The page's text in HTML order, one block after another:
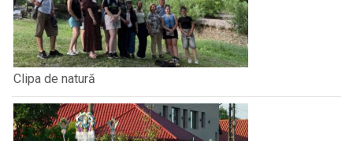
Clipa de natură